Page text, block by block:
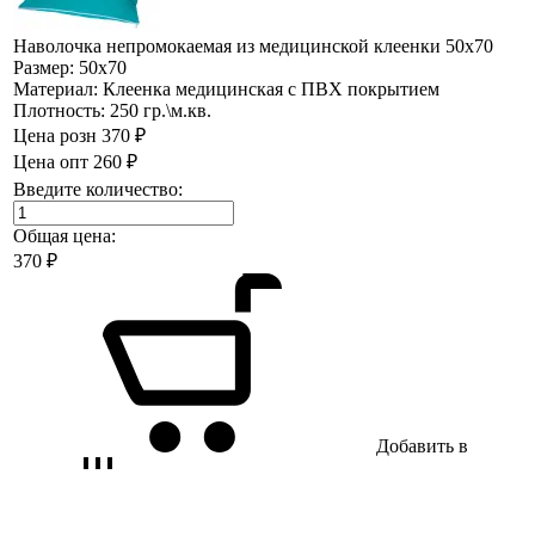
Наволочка непромокаемая из медицинской клеенки 50х70
Размер: 50х70
Материал: Клеенка медицинская с ПВХ покрытием
Плотность: 250 гр.\м.кв.
Цена розн 370 ₽
Цена опт 260 ₽
Введите количество:
Общая цена:
370 ₽
Добавить в